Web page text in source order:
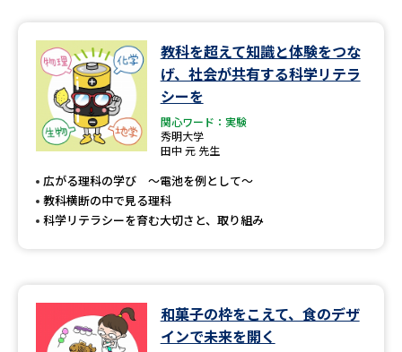
先輩が入学を決めた理由 テレメール全国一斉進学調査
新生活お役立ちガイド
学問発見
学問のミニ講義「夢ナビ講義」 学問分野解説
教科を超えて知識と体験をつな
げ、社会が共有する科学リテラ
シーを
関心ワード：実験
秀明大学
田中 元 先生
広がる理科の学び 〜電池を例として〜
教科横断の中で見る理科
科学リテラシーを育む大切さと、取り組み
和菓子の枠をこえて、食のデザ
インで未来を開く